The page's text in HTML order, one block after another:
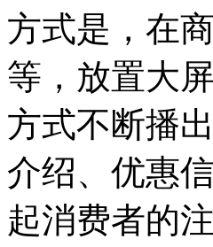
方式是，在
等，放置大
方式不断播
介绍、优惠
起消费者的